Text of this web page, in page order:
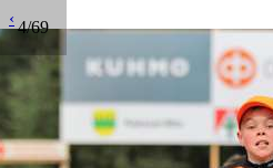
4/69
‹